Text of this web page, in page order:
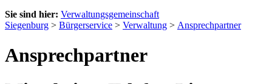
Sie sind hier: Verwaltungsgemeinschaft
Siegenburg > Bürgerservice > Verwaltung > Ansprechpartner
Ansprechpartner